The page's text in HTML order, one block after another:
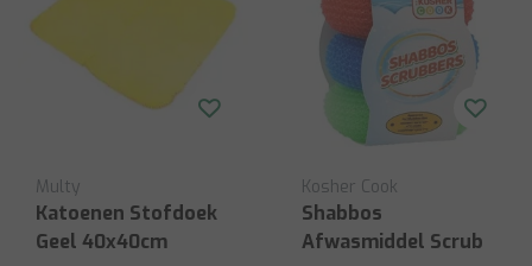
Multy
Katoenen Stofdoek
Geel 40x40cm
Kosher Cook
Shabbos
Afwasmiddel Scrub